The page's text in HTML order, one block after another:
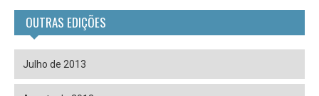
OUTRAS EDIÇÕES
Julho de 2013